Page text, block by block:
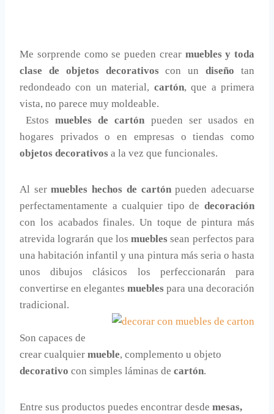
Me sorprende como se pueden crear muebles y toda
clase de objetos decorativoscon undiseño tan
redondeado con un material, cartón, que a primera
vista, no parece muy moldeable.
Estosmuebles de cartón pueden ser usados en
hogares privados o en empresas o tiendas como
objetos decorativos a la vez que funcionales.
Al sermuebles hechos de cartónpueden adecuarse
perfectamentamente a cualquier tipo de decoración
con los acabados finales. Un toque de pintura más
atrevida lograrán que losmuebles sean perfectos para
una habitación infantil y una pintura más seria o hasta
unos dibujos clásicos los perfeccionarán para
convertirse en elegantes muebles para una decoración
tradicional.
Son capaces de
crear cualquier mueble, complemento u objeto
decorativo con simples láminas de cartón.
Entre sus productos puedes encontrar desde mesas,